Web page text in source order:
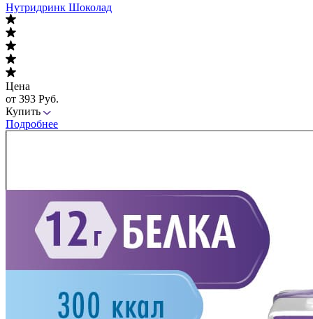
Нутридринк Шоколад
Цена
от 393 Руб.
Купить
Подробнее